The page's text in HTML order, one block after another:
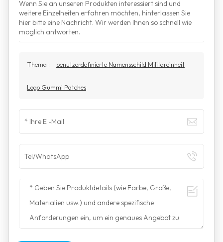
Wenn Sie an unseren Produkten interessiert sind und
weitere Einzelheiten erfahren möchten, hinterlassen Sie
hier bitte eine Nachricht. Wir werden Ihnen so schnell wie
möglich antworten.
Thema : benutzerdefinierte Namensschild Militäreinheit
Logo Gummi Patches